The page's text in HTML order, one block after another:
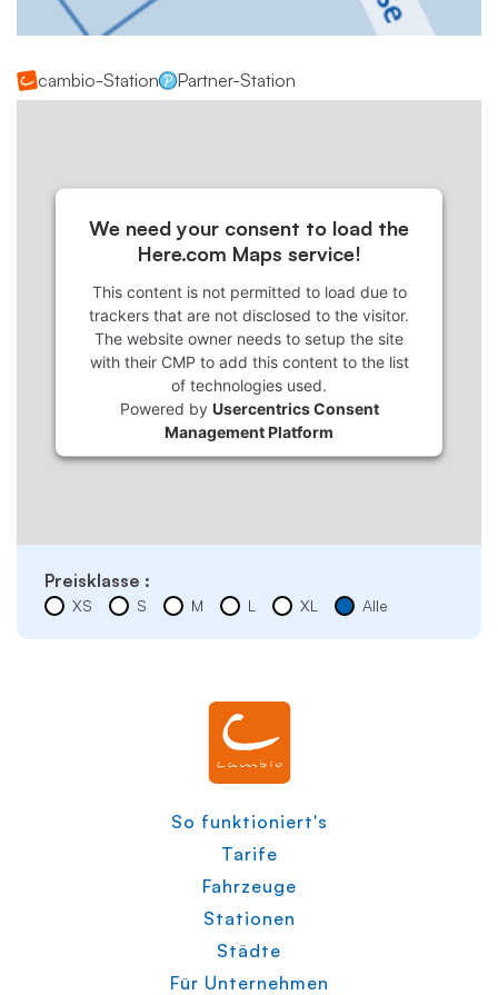
cambio-Station Partner-Station
We need your consent to load the
Here.com Maps service!
This content is not permitted to load due to
trackers that are not disclosed to the visitor.
The website owner needs to setup the site
with their CMP to add this content to the list
of technologies used.
Powered by Usercentrics Consent
Management Platform
Preisklasse :
XS S M L XL Alle
So funktioniert's
Tarife
Fahrzeuge
Stationen
Städte
Für Unternehmen